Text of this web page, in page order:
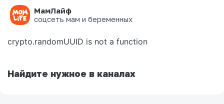
МамЛайф
соцсеть мам и беременных
Ошибка на странице
crypto.randomUUID is not a function
Найдите нужное в каналах